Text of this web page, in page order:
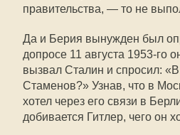
правительства, — то не
Да и Берия вынужден был
допросе 11 августа 1953-го
вызвал Сталин и спросил:
Стаменов?» Узнав, что в
хотел через его связи в
добивается Гитлер, чего он